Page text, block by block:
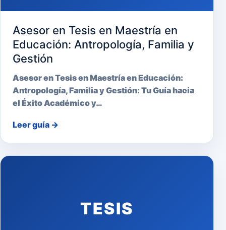
Asesor en Tesis en Maestría en
Educación: Antropología, Familia y
Gestión
Asesor en Tesis en Maestría en Educación:
Antropología, Familia y Gestión: Tu Guía hacia
el Éxito Académico y…
Leer guía →
TESIS